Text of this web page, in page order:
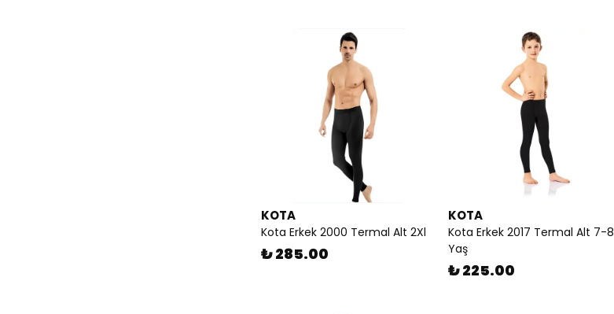
KOTA
Kota Erkek 2000 Termal Alt 2Xl
₺ 285.00
KOTA
Kota Erkek 2017 Termal Alt 7-8
Yaş
₺ 225.00